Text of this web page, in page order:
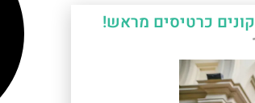
קונים כרטיסים מראש!